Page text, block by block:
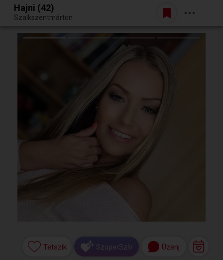
Egy jó randiból bármi lehet.
Belépés
Hajni (42)
Szalkszentmárton
Tetszik SzuperSzív Üzenj